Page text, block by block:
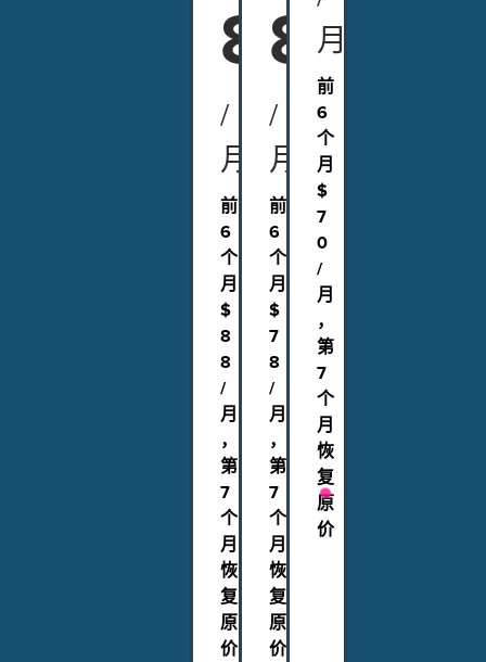
8
/
月
前
6
个
月
$
8
8
/
月
，
第
7
个
月
恢
复
原
价
8
/
月
前
6
个
月
$
7
8
/
月
，
第
7
个
月
恢
复
原
价
月
前
6
个
月
$
7
0
/
月
，
第
7
个
月
恢
复
原
价